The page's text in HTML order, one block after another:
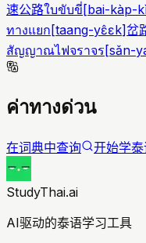
速公路ใบขับขี่[bai-kàp-
ทางแยก[taang-yɛ̂ɛk]岔
สัญญาณไฟจราจร[sǎn-
ค่าทางด่วน
在词典中查询 开始学
StudyThai.ai
AI驱动的泰语学习工具